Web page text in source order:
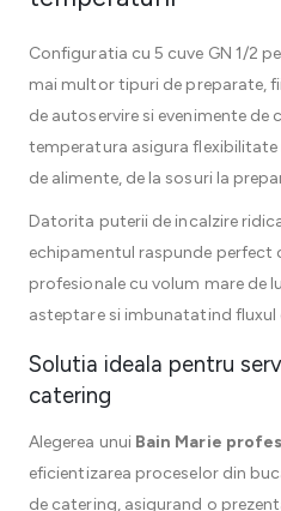
Configuratia cu 5 cuve GN 1/2
mai multor tipuri de preparate,
de autoservire si evenimente de
temperatura asigura
de alimente, de la sosuri la
Datorita puterii de incalzire
echipamentul raspunde perfect
profesionale cu volum mare de
asteptare si imbunatatind fluxul
Solutia ideala pentru
catering
Alegerea unui Bain Marie
eficientizarea proceselor din
de catering, asigurand o